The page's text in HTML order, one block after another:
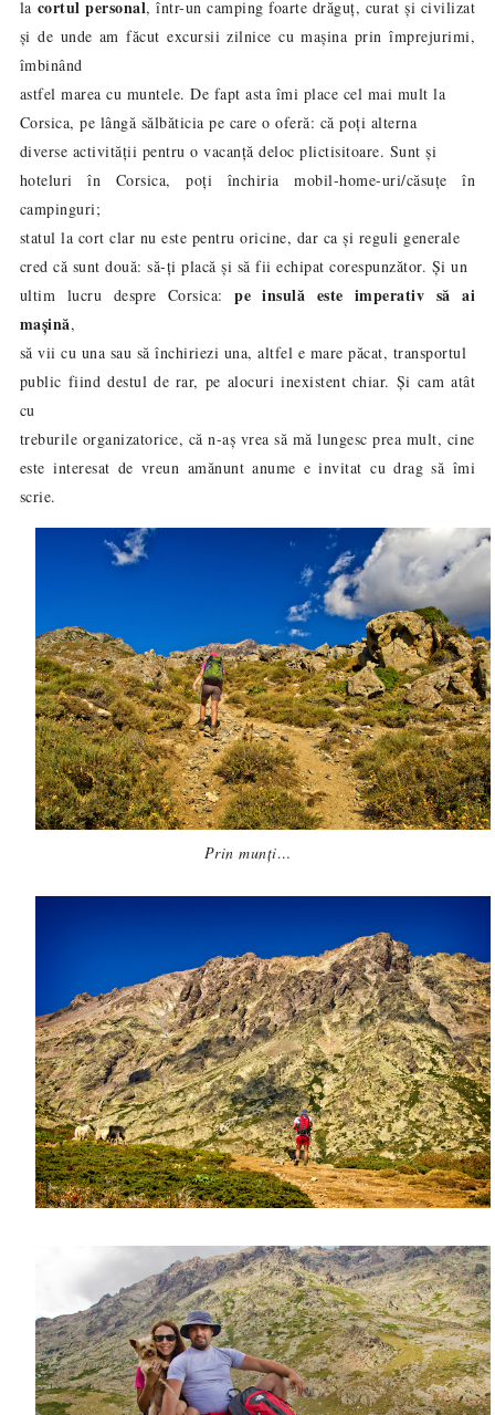
la cortul personal, într-un camping foarte drăguț, curat și civilizat
și de unde am făcut excursii zilnice cu mașina prin împrejurimi,
îmbinând
astfel marea cu muntele. De fapt asta îmi place cel mai mult la
Corsica, pe lângă sălbăticia pe care o oferă: că poți alterna
diverse activității pentru o vacanță deloc plictisitoare. Sunt și
hoteluri în Corsica, poți închiria mobil-home-uri/căsuțe în
campinguri;
statul la cort clar nu este pentru oricine, dar ca și reguli generale
cred că sunt două: să-ți placă și să fii echipat corespunzător. Și un
ultim lucru despre Corsica:pe insulă este imperativ să ai
mașină,
să vii cu una sau să închiriezi una, altfel e mare păcat, transportul
public fiind destul de rar, pe alocuri inexistent chiar. Și cam atât
cu
treburile organizatorice, că n-aș vrea să mă lungesc prea mult, cine
este interesat de vreun amănunt anume e invitat cu drag să îmi
scrie.
Prin munți…